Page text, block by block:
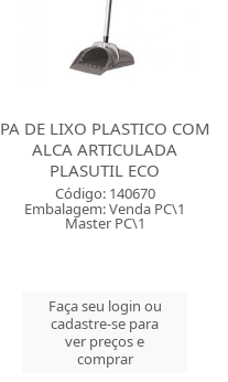
PA DE LIXO PLASTICO COM
ALCA ARTICULADA
PLASUTIL ECO
Código: 140670
Embalagem: Venda PC\1
Master PC\1
Faça seu login ou
cadastre-se para
ver preços e
comprar